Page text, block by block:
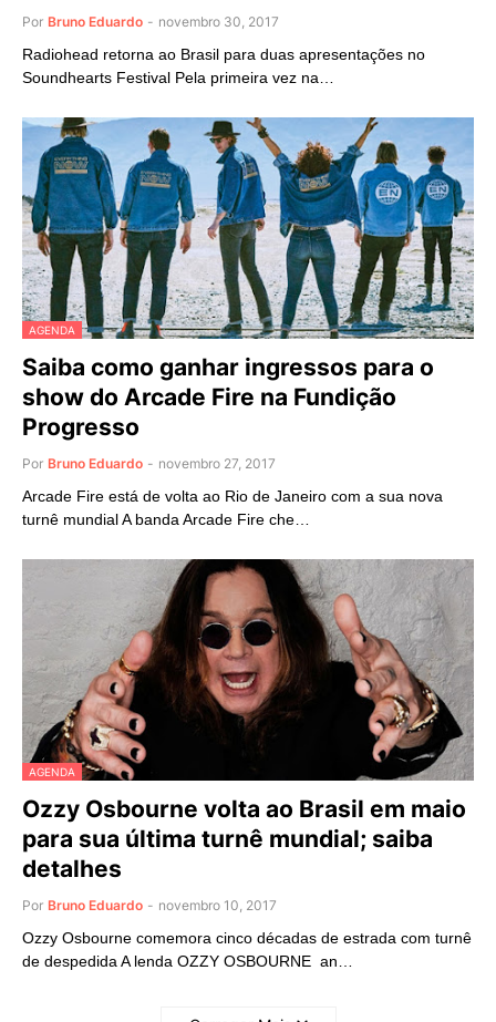
Por Bruno Eduardo - novembro 30, 2017
Radiohead retorna ao Brasil para duas apresentações no
Soundhearts Festival Pela primeira vez na…
AGENDA
Saiba como ganhar ingressos para o
show do Arcade Fire na Fundição
Progresso
Por Bruno Eduardo - novembro 27, 2017
Arcade Fire está de volta ao Rio de Janeiro com a sua nova
turnê mundial A banda Arcade Fire che…
AGENDA
Ozzy Osbourne volta ao Brasil em maio
para sua última turnê mundial; saiba
detalhes
Por Bruno Eduardo - novembro 10, 2017
Ozzy Osbourne comemora cinco décadas de estrada com turnê
de despedida A lenda OZZY OSBOURNE an…